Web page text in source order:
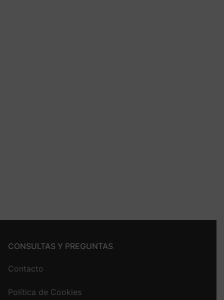
CONSULTAS Y PREGUNTAS
Contacto
Política de Cookies